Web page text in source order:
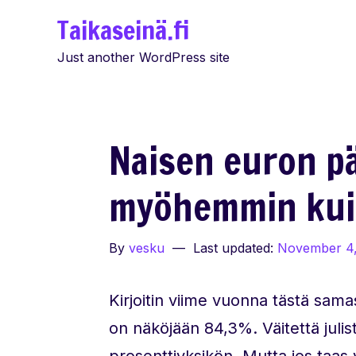
Taikaseinä.fi
Just another WordPress site
Naisen euron
myöhemmin
By vesku Last updated: November
Kirjoitin viime vuonna tästä
on näköjään 84,3%. Väitettä